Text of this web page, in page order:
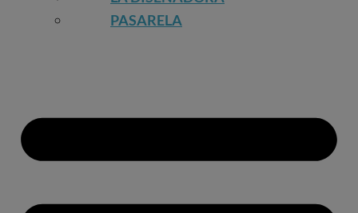
PASARELA